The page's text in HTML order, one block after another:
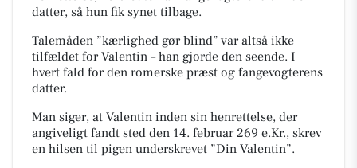
datter, så hun fik synet tilbage.
Talemåden ”kærlighed gør blind” var altså ikke
tilfældet for Valentin – han gjorde den seende. I
hvert fald for den romerske præst og fangevogterens
datter.
Man siger, at Valentin inden sin henrettelse, der
angiveligt fandt sted den 14. februar 269 e.Kr., skrev
en hilsen til pigen underskrevet ”Din Valentin”.